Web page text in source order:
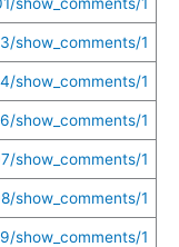
show_comments/1
show_comments/1
show_comments/1
show_comments/1
show_comments/1
show_comments/1